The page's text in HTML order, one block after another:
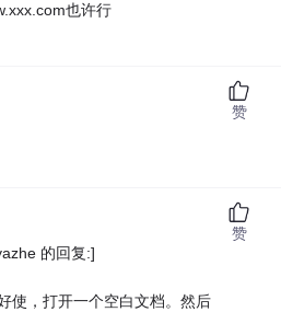
也许行
赞
的回复:]
使，打开一个空白文档。然后
赞